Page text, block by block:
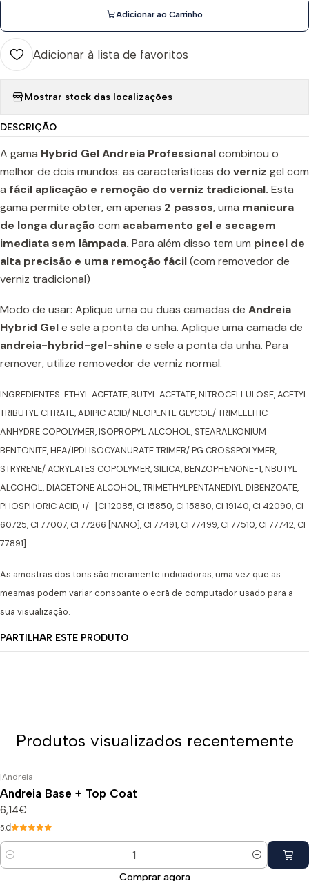
Adicionar ao Carrinho
Adicionar à lista de favoritos
Mostrar stock das localizações
DESCRIÇÃO
A gama Hybrid Gel Andreia Professionalcombinou o
melhor de dois mundos: as características do verniz gel com
a fácil aplicação e remoção do verniz tradicional. Esta
gama permite obter, em apenas 2 passos, uma manicura
de longa duraçãocom acabamento gel e secagem
imediata sem lâmpada. Para além disso tem um pincel de
alta precisão e uma remoção fácil(com removedor de
verniz tradicional)
Modo de usar: Aplique uma ou duas camadas de Andreia
Hybrid Gele sele a ponta da unha. Aplique uma camada de
andreia-hybrid-gel-shine e sele a ponta da unha. Para
remover, utilize removedor de verniz normal.
INGREDIENTES: ETHYL ACETATE, BUTYL ACETATE, NITROCELLULOSE, ACETYL
TRIBUTYL CITRATE, ADIPIC ACID/ NEOPENTL GLYCOL/ TRIMELLITIC
ANHYDRE COPOLYMER, ISOPROPYL ALCOHOL, STEARALKONIUM
BENTONITE, HEA/IPDI ISOCYANURATE TRIMER/ PG CROSSPOLYMER,
STRYRENE/ ACRYLATES COPOLYMER, SILICA, BENZOPHENONE-1, NBUTYL
ALCOHOL, DIACETONE ALCOHOL, TRIMETHYLPENTANEDIYL DIBENZOATE,
PHOSPHORIC ACID, +/- [CI 12085, CI 15850, CI 15880, CI 19140, CI 42090, CI
60725, CI 77007, CI 77266 [NANO], CI 77491, CI 77499, CI 77510, CI 77742, CI
77891].
As amostras dos tons são meramente indicadoras, uma vez que as
mesmas podem variar consoante o ecrã de computador usado para a
sua visualização.
PARTILHAR ESTE PRODUTO
Produtos visualizados recentemente
|Andreia
Andreia Base + Top Coat
6,14€
5.0
Quantidade
Comprar agora